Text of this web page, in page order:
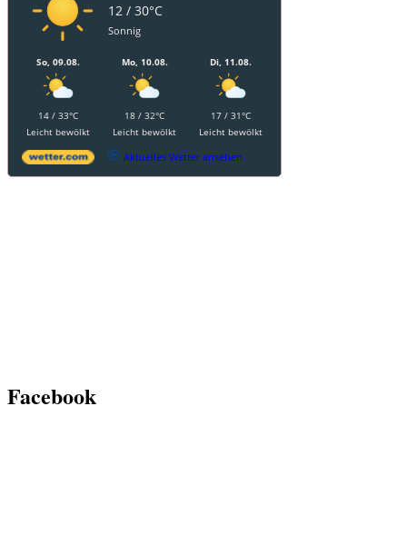
12 / 30°C
Sonnig
So, 09.08.
14 / 33°C
Leicht bewölkt
Mo, 10.08.
18 / 32°C
Leicht bewölkt
Di, 11.08.
17 / 31°C
Leicht bewölkt
Aktuelles Wetter ansehen
Facebook